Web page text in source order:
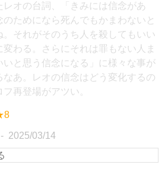
レオの台詞、「きみには信念があ
のためになら死んでもかまわないと
。それがそのうち人を殺してもいい
変わる。さらにそれは罪もない人ま
いと思う信念になる」に様々な事が
なあ。レオの信念はどう変化するの
再登場がアツい。
2025/03/14